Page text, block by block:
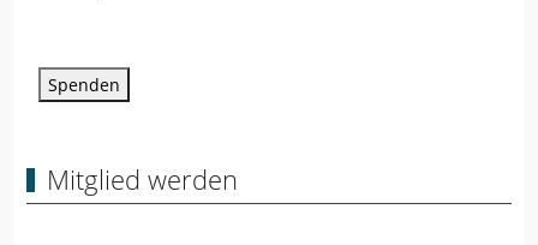
Spenden
Mitglied werden